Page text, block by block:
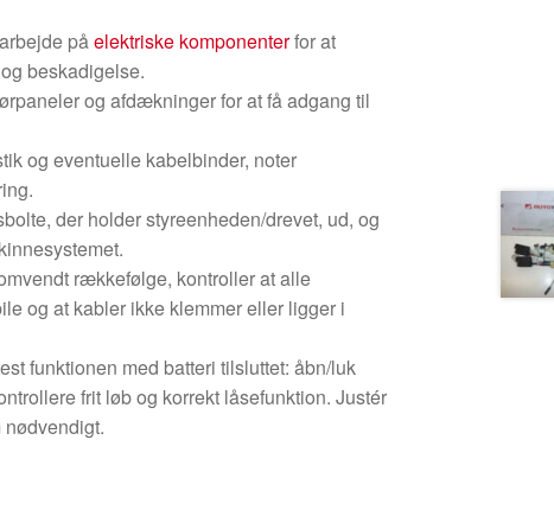
påelektriske komponenterfor at
beskadigelse.
og afdækninger for at få adgang til
og eventuelle kabelbinder, noter
der holder styreenheden/drevet, ud, og
rækkefølge, kontroller at alle
og at kabler ikke klemmer eller ligger i
funktionen med batteri tilsluttet: åbn/luk
frit løb og korrekt låsefunktion. Justér